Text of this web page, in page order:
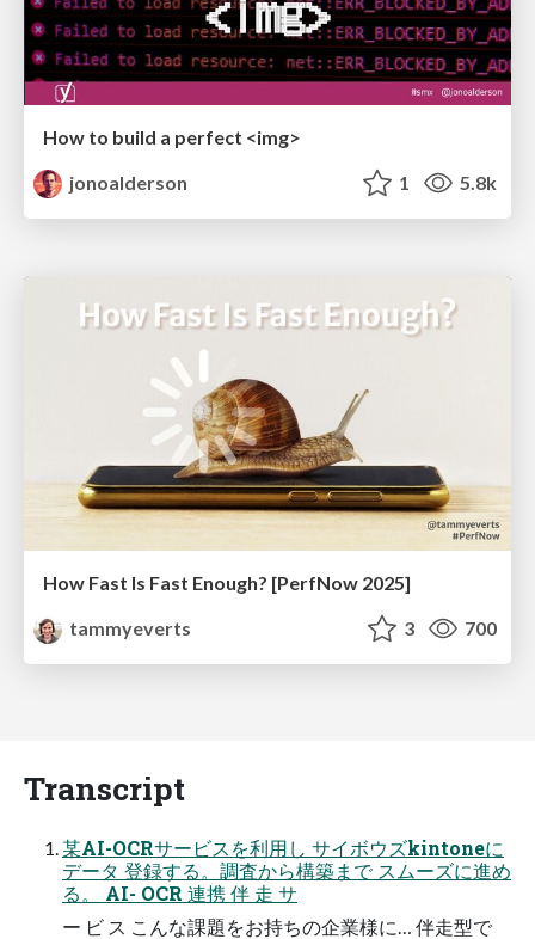
How to build a perfect <img>
jonoalderson
1 5.8k
How Fast Is Fast Enough? [PerfNow 2025]
tammyeverts
3 700
Transcript
某AI-OCRサービスを利用し サイボウズkintoneに
データ 登録する。調査から構築まで スムーズに進め
る。 AI- OCR 連携 伴 走 サ
ー ビ ス こんな課題をお持ちの企業様に… 伴走型で